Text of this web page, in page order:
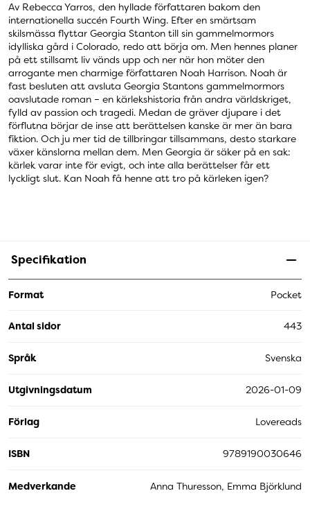
Av Rebecca Yarros, den hyllade författaren bakom den
internationella succén Fourth Wing. Efter en smärtsam
skilsmässa flyttar Georgia Stanton till sin gammelmormors
idylliska gård i Colorado, redo att börja om. Men hennes planer
på ett stillsamt liv vänds upp och ner när hon möter den
arrogante men charmige författaren Noah Harrison. Noah är
fast besluten att avsluta Georgia Stantons gammelmormors
oavslutade roman – en kärlekshistoria från andra världskriget,
fylld av passion och tragedi. Medan de gräver djupare i det
förflutna börjar de inse att berättelsen kanske är mer än bara
fiktion. Och ju mer tid de tillbringar tillsammans, desto starkare
växer känslorna mellan dem. Men Georgia är säker på en sak:
kärlek varar inte för evigt, och inte alla berättelser får ett
lyckligt slut. Kan Noah få henne att tro på kärleken igen?
Specifikation
Format Pocket
Antal sidor 443
Språk Svenska
Utgivningsdatum 2026-01-09
Förlag Lovereads
ISBN 9789190030646
Medverkande Anna Thuresson, Emma Björklund